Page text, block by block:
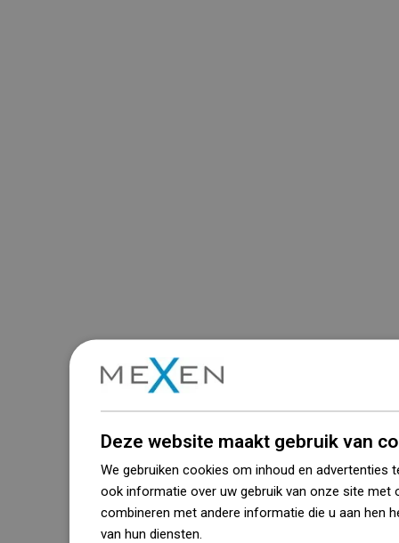
Deze website maakt gebruik van
We gebruiken cookies om inhoud en advertenties
ook informatie over uw gebruik van onze site met
combineren met andere informatie die u aan hen
van hun diensten.